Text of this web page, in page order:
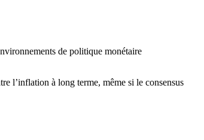
de politique monétaire
l’inflation à long terme, même si le consensus